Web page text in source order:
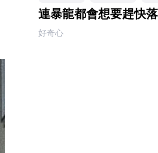
連暴龍都會想要趕快
好奇心